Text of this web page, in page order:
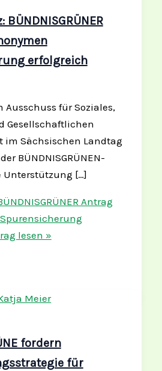
erfolgreich
Ausschuss für Soziales,
Gesellschaftlichen
im Sächsischen Landtag
BÜNDNISGRÜNEN-
Unterstützung […]
Antrag
lesen »
fordern
für